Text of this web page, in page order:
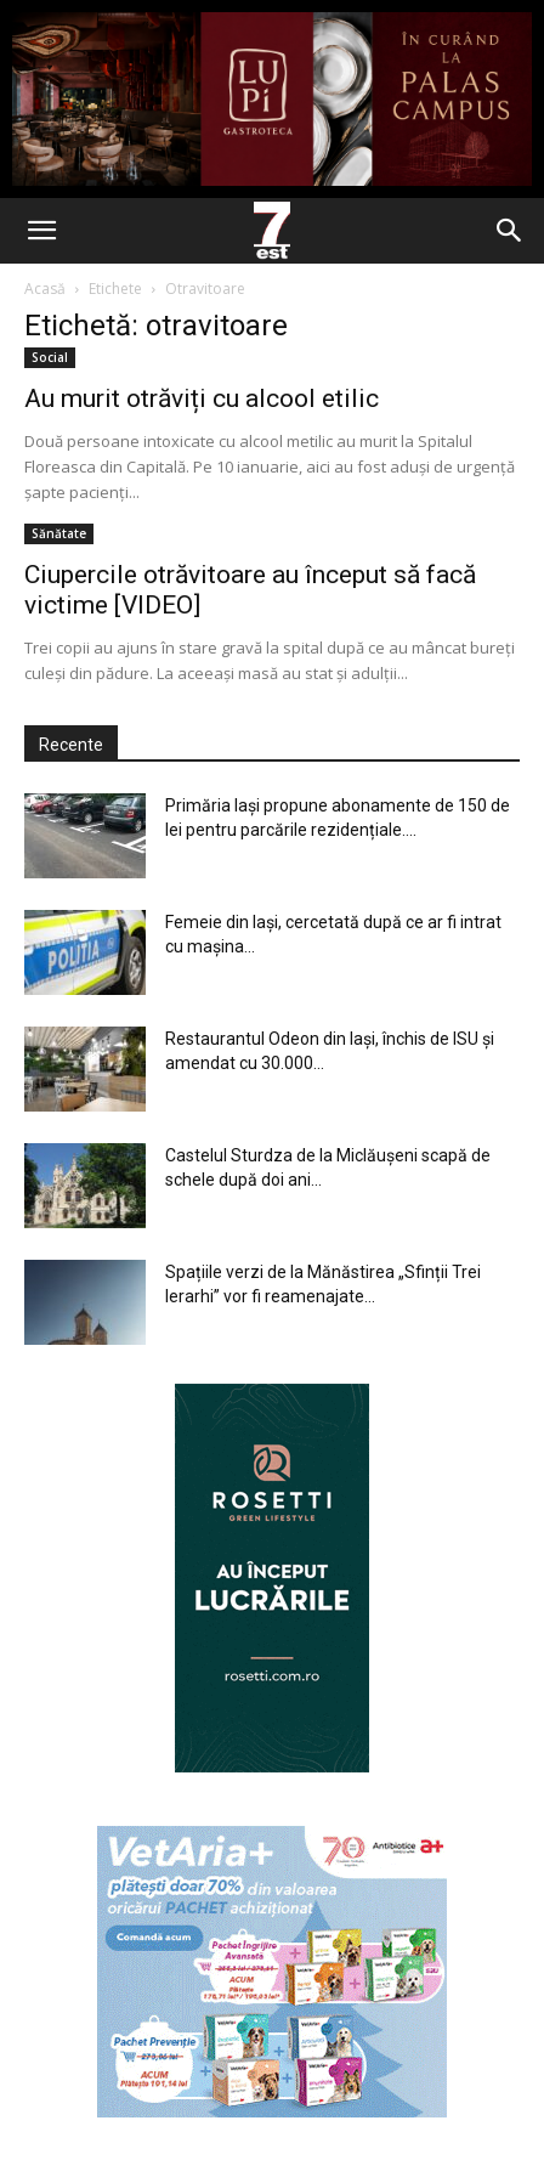
Acasă Etichete Otravitoare
Etichetă: otravitoare
Social
Au murit otrăviți cu alcool etilic
Două persoane intoxicate cu alcool metilic au murit la Spitalul
Floreasca din Capitală. Pe 10 ianuarie, aici au fost aduși de urgență
șapte pacienți...
Sănătate
Ciupercile otrăvitoare au început să facă
victime [VIDEO]
Trei copii au ajuns în stare gravă la spital după ce au mâncat bureţi
culeşi din pădure. La aceeaşi masă au stat şi adulţii...
Recente
Primăria Iași propune abonamente de 150 de
lei pentru parcările rezidențiale....
Femeie din Iași, cercetată după ce ar fi intrat
cu mașina...
Restaurantul Odeon din Iași, închis de ISU și
amendat cu 30.000...
Castelul Sturdza de la Miclăușeni scapă de
schele după doi ani...
Spațiile verzi de la Mănăstirea „Sfinții Trei
Ierarhi” vor fi reamenajate...